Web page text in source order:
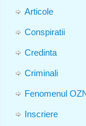
Articole
Conspiratii
Credinta
Criminali
Fenomenul
Inscriere